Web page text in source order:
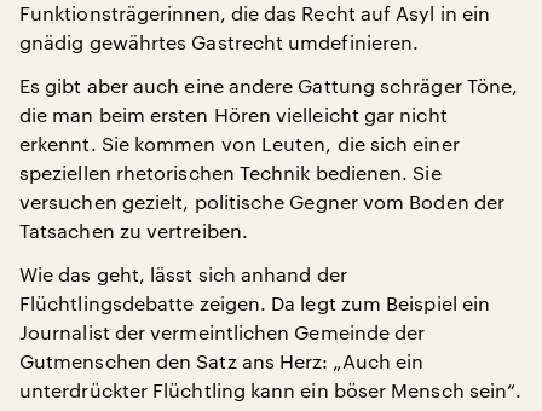
Funktionsträgerinnen, die das Recht auf Asyl in ein
gnädig gewährtes Gastrecht umdefinieren.
Es gibt aber auch eine andere Gattung schräger Töne,
die man beim ersten Hören vielleicht gar nicht
erkennt. Sie kommen von Leuten, die sich einer
speziellen rhetorischen Technik bedienen. Sie
versuchen gezielt, politische Gegner vom Boden der
Tatsachen zu vertreiben.
Wie das geht, lässt sich anhand der
Flüchtlingsdebatte zeigen. Da legt zum Beispiel ein
Journalist der vermeintlichen Gemeinde der
Gutmenschen den Satz ans Herz: „Auch ein
unterdrückter Flüchtling kann ein böser Mensch sein“.